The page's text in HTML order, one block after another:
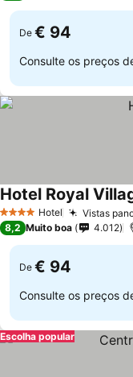
De € 94
Consulte os preços
4 EstrelasHotel Vistas
Hotel Royal
8,2 Muito boa 4.012
De € 94
Consulte os preços
Escolha popular